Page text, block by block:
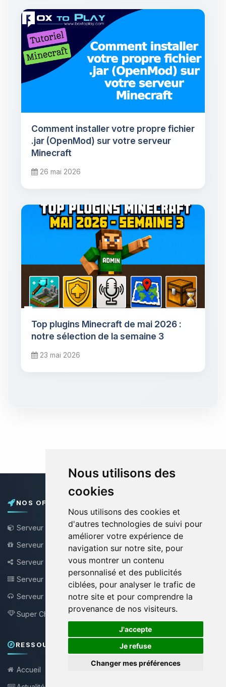
Nous utilisons des
cookies
Nous utilisons des cookies et
d'autres technologies de suivi pour
améliorer votre expérience de
navigation sur notre site, pour
vous montrer un contenu
personnalisé et des publicités
ciblées, pour analyser le trafic de
notre site et pour comprendre la
provenance de nos visiteurs.
J'accepte
Je refuse
Changer mes préférences
Comment installer votre propre fichier
.jar (OpenMod) sur votre serveur
Minecraft
26 mai 2026
Top plugins Minecraft de mai 2026 :
notre sélection de la semaine 3
23 mai 2026
NOS OFFRES
Serveur Minecraft
Serveur Minecraft Gratuit
Serveur Bungee / Velocity
Serveur VPS
Serveur Teamspeak
NEW !
Super Choupy NEW !
RESSOURCES & SUPPORT
Accueil
🍪